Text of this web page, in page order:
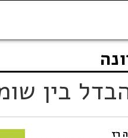
בין
רז